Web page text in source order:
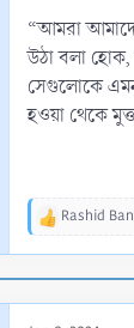
“আমরা
উঠা বলা
সেগুলোকে
হওয়া থেকে
R
t
Rashid